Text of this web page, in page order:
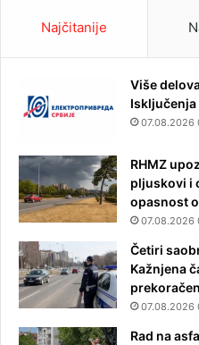
Najčitanije
Više
07.08.2026
RHMZ
pljuskovi i
opasnost
07.08.2026
Četiri
Kažnjena
07.08.2026
Rad na